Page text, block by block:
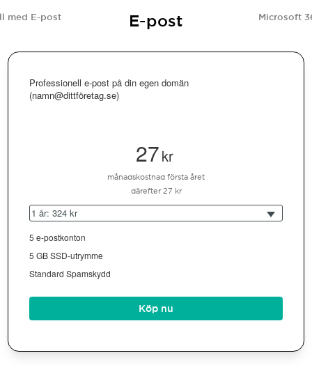
med E-post E-post Microsoft
Professionell e-post på din egen domän
(namn@dittföretag.se)
27kr
månadskostnad första året
därefter 27 kr
1 år: 324 kr
5 e-postkonton
5 GB SSD-utrymme
Standard Spamskydd
Köp nu